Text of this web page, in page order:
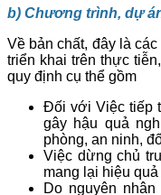
b) Chương trình, dự
Về bản chất, đây là
triển khai trên thực
quy định cụ thể gồm
Đối với Việc tiếp
gây hậu quả
phòng, an ninh,
Việc dừng chủ
mang lại hiệu
Do nguyên